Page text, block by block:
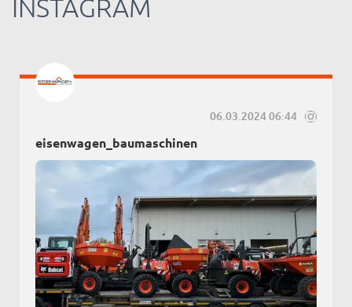
INSTAGRAM
06.03.2024 06:44
eisenwagen_baumaschinen